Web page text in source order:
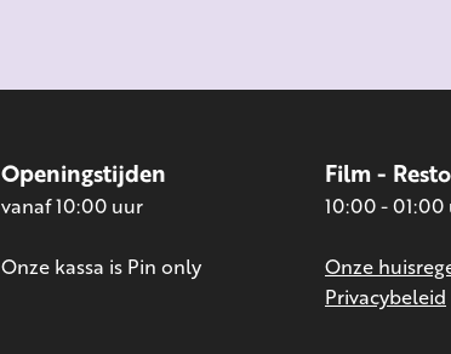
Openingstijden
vanaf 10:00 uur
Onze kassa is Pin only
Film -
10:00 - 01:00
Onze
Privacybeleid